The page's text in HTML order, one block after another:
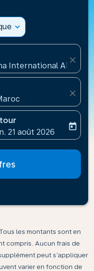
expand_more
International
close
close
aria-labelreturn-date-
21 août 2026
today
les montants sont en
compris. Aucun frais de
peut s’appliquer
varier en fonction de